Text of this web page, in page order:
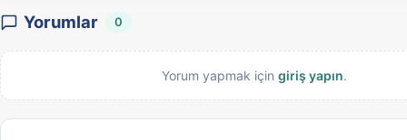
Yorumlar 0
Yorum yapmak için giriş yapın.